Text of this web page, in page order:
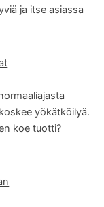
ja itse asiassa
yökätköilyä.
koe tuotti?